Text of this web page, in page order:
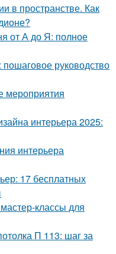
в пространстве. Как
от А до Я: полное
руководство
мероприятия
интерьера 2025:
интерьера
17 бесплатных
классы для
П 113: шаг за